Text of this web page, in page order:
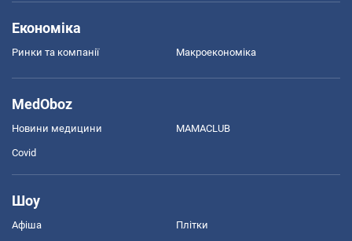
Економіка
Ринки та компанії Макроекономіка
MedOboz
Новини медицини MAMACLUB
Covid
Шоу
Афіша Плітки